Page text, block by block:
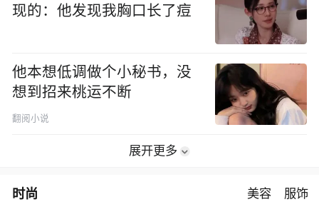
现的：他发现我胸口长了痘
他本想低调做个小秘书，没
想到招来桃运不断
翻阅小说
展开更多
时尚 美容 服饰